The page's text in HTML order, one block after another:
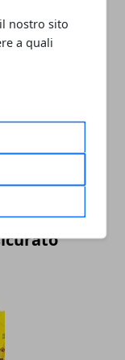
nostro sito
a quali